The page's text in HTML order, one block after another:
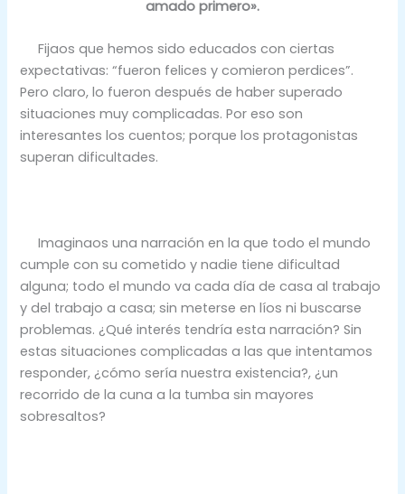
amado primero».
Fijaos que hemos sido educados con ciertas
expectativas: “fueron felices y comieron perdices”.
Pero claro, lo fueron después de haber superado
situaciones muy complicadas. Por eso son
interesantes los cuentos; porque los protagonistas
superan dificultades.
Imaginaos una narración en la que todo el mundo
cumple con su cometido y nadie tiene dificultad
alguna; todo el mundo va cada día de casa al trabajo
y del trabajo a casa; sin meterse en líos ni buscarse
problemas. ¿Qué interés tendría esta narración? Sin
estas situaciones complicadas a las que intentamos
responder, ¿cómo sería nuestra existencia?, ¿un
recorrido de la cuna a la tumba sin mayores
sobresaltos?